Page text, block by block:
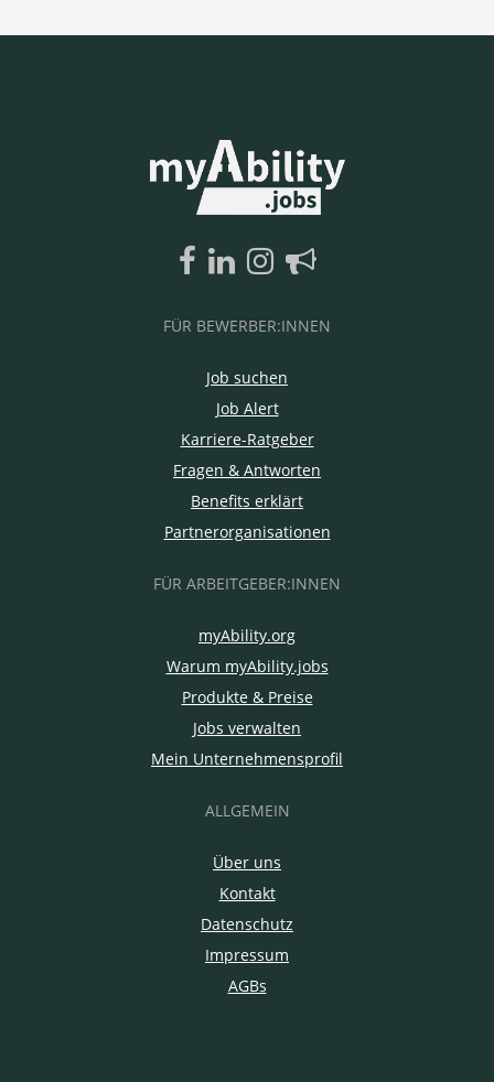
FÜR BEWERBER:INNEN
Job suchen
Job Alert
Karriere-Ratgeber
Fragen & Antworten
Benefits erklärt
Partnerorganisationen
FÜR ARBEITGEBER:INNEN
myAbility.org
Warum myAbility.jobs
Produkte & Preise
Jobs verwalten
Mein Unternehmensprofil
ALLGEMEIN
Über uns
Kontakt
Datenschutz
Impressum
AGBs